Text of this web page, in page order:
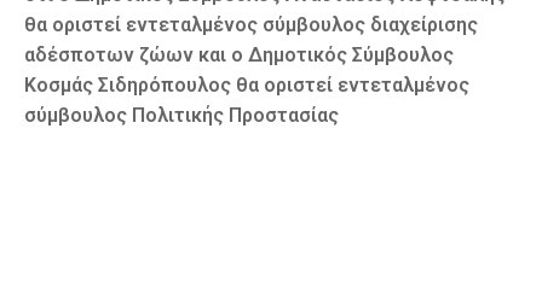
θα οριστεί εντεταλμένος σύμβουλος διαχείρισης
αδέσποτων ζώων και ο Δημοτικός Σύμβουλος
Κοσμάς Σιδηρόπουλος θα οριστεί εντεταλμένος
σύμβουλος Πολιτικής Προστασίας